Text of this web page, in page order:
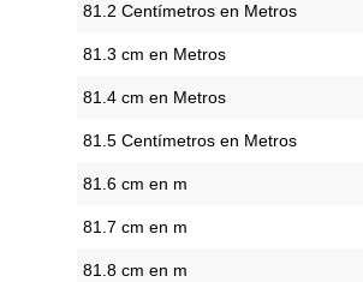
81.2 Centímetros en Metros
81.3 cm en Metros
81.4 cm en Metros
81.5 Centímetros en Metros
81.6 cm en m
81.7 cm en m
81.8 cm en m